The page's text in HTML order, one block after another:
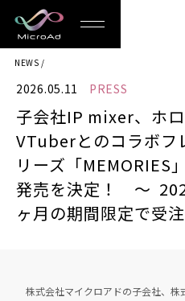
MicroAd
-
Redesigning
the
Future
Life
NEWS
2026.05.11 PRESS
子会社IP mixer、ホ
VTuberとのコラボフ
リーズ「MEMORIES
発売を決定！ 〜
ヶ月の期間限定で受
株式会社マイクロアドの子会社、株